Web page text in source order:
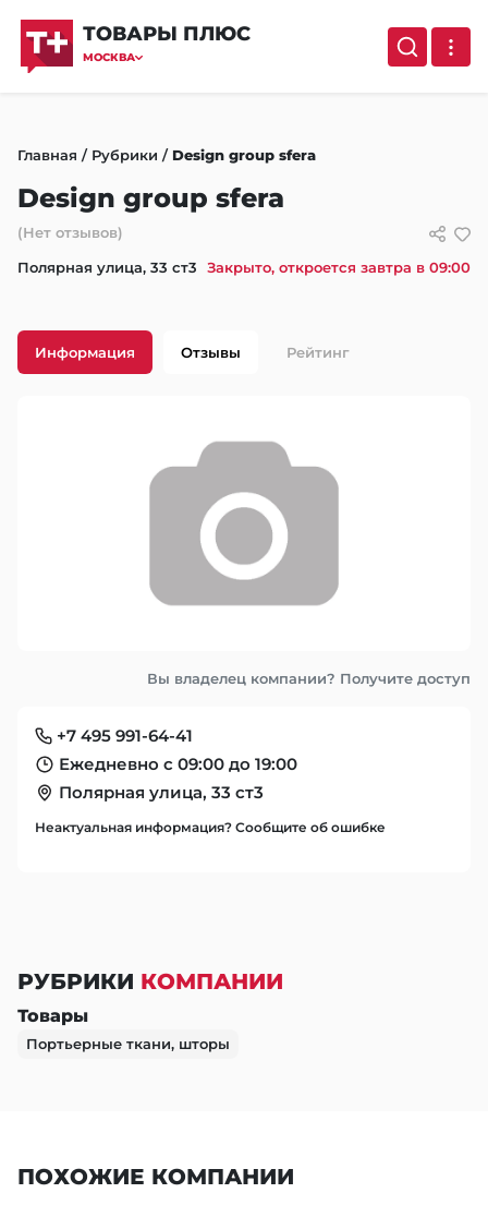
ТОВАРЫ ПЛЮС
МОСКВА
Главная / Рубрики / Design group sfera
Design group sfera
(Нет отзывов)
Полярная улица, 33 ст3
Закрыто, откроется завтра в 09:00
Информация Отзывы Рейтинг
Вы владелец компании? Получите доступ
+7 495 991-64-41
Ежедневно с 09:00 до 19:00
Полярная улица, 33 ст3
Неактуальная информация? Сообщите об ошибке
РУБРИКИ КОМПАНИИ
Товары
Портьерные ткани, шторы
ПОХОЖИЕ КОМПАНИИ